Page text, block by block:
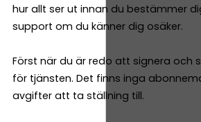
hur allt ser ut innan du bestämmer
support om du känner dig osäker.
Först när du är redo att signera och
för tjänsten. Det finns inga
avgifter att ta ställning till.